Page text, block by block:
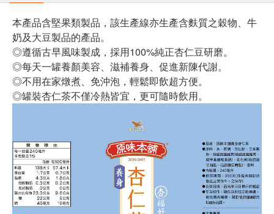
本產品含堅果類製品，該生產線亦生產含麩質之穀物、牛
奶及大豆製品的產品。
◎遵循古早風味製成，採用100%純正杏仁豆研磨。
◎每天一罐養顏美容、滋補養身、促進新陳代謝。
◎不用在家燉煮、免沖泡，輕鬆即飲超方便。
◎罐裝杏仁茶不僅冷熱皆宜，更可隨時飲用。